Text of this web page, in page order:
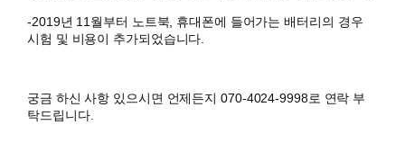
-2019년 11월부터 노트북, 휴대폰에 들어가는 배터리의 경우
시험 및 비용이 추가되었습니다.
궁금 하신 사항 있으시면 언제든지 070-4024-9998로 연락 부
탁드립니다.